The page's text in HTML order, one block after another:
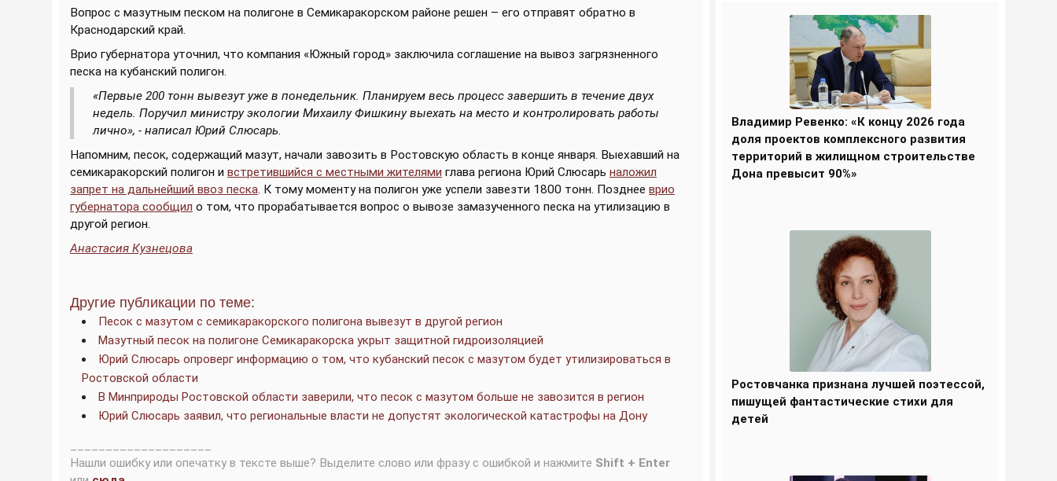
Вопрос с мазутным песком на полигоне в Семикаракорском районе решен – его отправят обратно в
Краснодарский край.
Врио губернатора уточнил, что компания «Южный город» заключила соглашение на вывоз загрязненного
песка на кубанский полигон.
«Первые 200 тонн вывезут уже в понедельник. Планируем весь процесс завершить в течение двух
недель. Поручил министру экологии Михаилу Фишкину выехать на место и контролировать работы
лично», - написал Юрий Слюсарь.
Напомним, песок, содержащий мазут, начали завозить в Ростовскую область в конце января. Выехавший на
семикаракорский полигон и встретившийся с местными жителями глава региона Юрий Слюсарь наложил
запрет на дальнейший ввоз песка. К тому моменту на полигон уже успели завезти 1800 тонн. Позднее врио
губернатора сообщил о том, что прорабатывается вопрос о вывозе замазученного песка на утилизацию в
другой регион.
Анастасия Кузнецова
Другие публикации по теме:
Песок с мазутом с семикаракорского полигона вывезут в другой регион
Мазутный песок на полигоне Семикаракорска укрыт защитной гидроизоляцией
Юрий Слюсарь опроверг информацию о том, что кубанский песок с мазутом будет утилизироваться в
Ростовской области
В Минприроды Ростовской области заверили, что песок с мазутом больше не завозится в регион
Юрий Слюсарь заявил, что региональные власти не допустят экологической катастрофы на Дону
Нашли ошибку или опечатку в тексте выше? Выделите слово или фразу с ошибкой и нажмите Shift + Enter
Владимир Ревенко: «К концу 2026 года
доля проектов комплексного развития
территорий в жилищном строительстве
Дона превысит 90%»
Ростовчанка признана лучшей поэтессой,
пишущей фантастические стихи для
детей